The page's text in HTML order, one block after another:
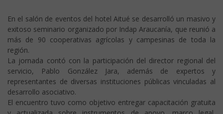
En el salón de eventos del hotel Aitué se desarrolló un masivo y
exitoso seminario organizado por Indap Araucanía, que reunió a
más de 90 cooperativas agrícolas y campesinas de toda la
región.
La jornada contó con la participación del director regional del
servicio, Pablo González Jara, además de expertos y
representantes de diversas instituciones públicas vinculadas al
desarrollo asociativo.
El encuentro tuvo como objetivo entregar capacitación gratuita